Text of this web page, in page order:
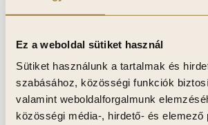
Ez a weboldal sütiket használ
Sütiket használunk a tartalmak és
szabásához, közösségi funkciók
valamint weboldalforgalmunk
közösségi média-, hirdető- és elemező
Antik Réz Falpanel,
120cm*300cm